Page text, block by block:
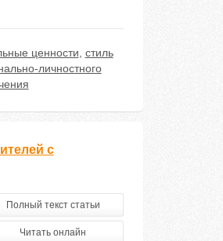
ценности стиль
личностного
с
Полный текст статьи
Читать онлайн